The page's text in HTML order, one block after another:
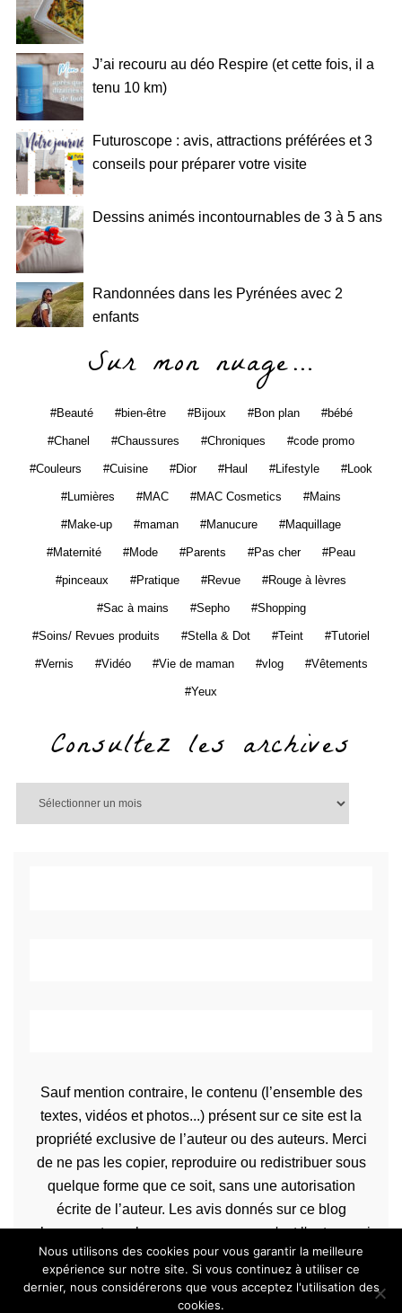
J’ai recouru au déo Respire (et cette fois, il a
tenu 10 km)
Futuroscope : avis, attractions préférées et 3
conseils pour préparer votre visite
Dessins animés incontournables de 3 à 5 ans
Randonnées dans les Pyrénées avec 2
enfants
Sur mon nuage…
Beauté bien-être Bijoux Bon plan bébé
Chanel Chaussures Chroniques code promo
Couleurs Cuisine Dior Haul Lifestyle Look
Lumières MAC MAC Cosmetics Mains
Make-up maman Manucure Maquillage
Maternité Mode Parents Pas cher Peau
pinceaux Pratique Revue Rouge à lèvres
Sac à mains Sepho Shopping
Soins/ Revues produits Stella & Dot Teint Tutoriel
Vernis Vidéo Vie de maman vlog Vêtements
Yeux
Consultez les archives
Sauf mention contraire, le contenu (l’ensemble des
textes, vidéos et photos...) présent sur ce site est la
propriété exclusive de l’auteur ou des auteurs. Merci
de ne pas les copier, reproduire ou redistribuer sous
quelque forme que ce soit, sans une autorisation
écrite de l’auteur. Les avis donnés sur ce blog
n’engagent que la propre personne qu'est l'auteur qui
les rédige.
Nous utilisons des cookies pour vous garantir la meilleure
expérience sur notre site. Si vous continuez à utiliser ce
dernier, nous considérerons que vous acceptez l'utilisation des
cookies.